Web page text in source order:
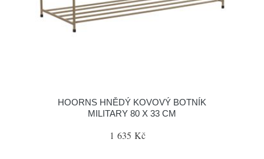
HOORNS HNĚDÝ KOVOVÝ BOTNÍK
MILITARY 80 X 33 CM
1 635 Kč